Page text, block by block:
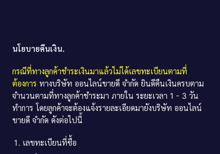
นโยบายคืนเงิน.
กรณีที่ทางลูกค้าชำระเงินมาแล้วไม่ได้เลขทะเบียนตามที่
ต้องการ ทางบริษัท ออนไลน์ขายดี จำกัด ยินดีคืนเงินครบตาม
จำนวนตามที่ทางลูกค้าชำระมา ภายใน ระยะเวลา 1 - 3 วัน
ทำการ โดยลูกค้าจะต้องแจ้งรายละเอียดมายังบริษัท ออนไลน์
ขายดี จำกัด ดังต่อไปนี้
เลขทะเบียนที่ซื้อ